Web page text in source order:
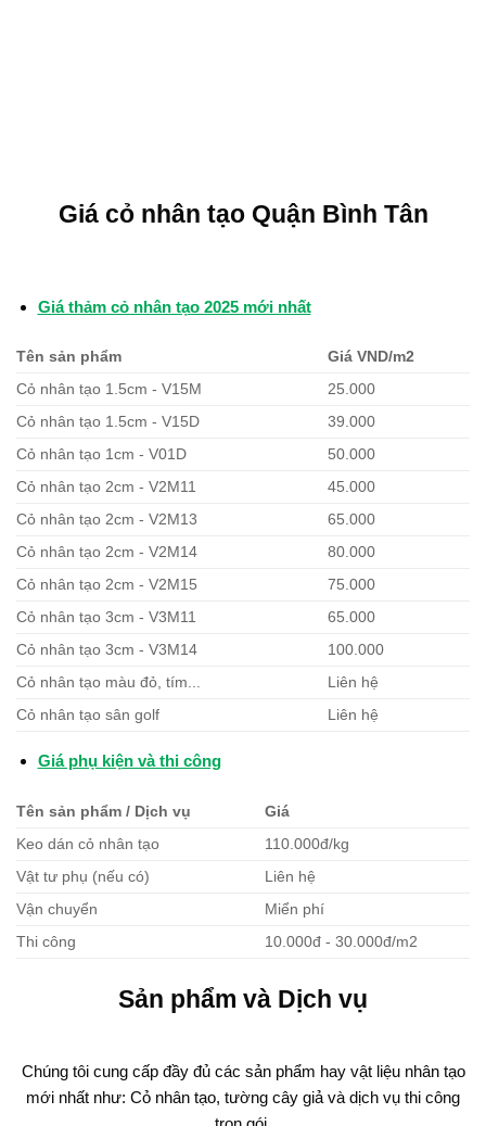
Giá cỏ nhân tạo Quận Bình Tân
Giá thảm cỏ nhân tạo 2025 mới nhất
Tên sản phẩm
Giá VND/m2
Cỏ nhân tạo 1.5cm - V15M
25.000
Cỏ nhân tạo 1.5cm - V15D
39.000
Cỏ nhân tạo 1cm - V01D
50.000
Cỏ nhân tạo 2cm - V2M11
45.000
Cỏ nhân tạo 2cm - V2M13
65.000
Cỏ nhân tạo 2cm - V2M14
80.000
Cỏ nhân tạo 2cm - V2M15
75.000
Cỏ nhân tạo 3cm - V3M11
65.000
Cỏ nhân tạo 3cm - V3M14
100.000
Cỏ nhân tạo màu đỏ, tím...
Liên hệ
Cỏ nhân tạo sân golf
Liên hệ
Giá phụ kiện và thi công
Tên sản phẩm / Dịch vụ
Giá
Keo dán cỏ nhân tạo
110.000đ/kg
Vật tư phụ (nếu có)
Liên hệ
Vận chuyển
Miển phí
Thi công
10.000đ - 30.000đ/m2
Sản phẩm và Dịch vụ
Chúng tôi cung cấp đầy đủ các sản phẩm hay vật liệu nhân tạo
mới nhất như: Cỏ nhân tạo, tường cây giả và dịch vụ thi công